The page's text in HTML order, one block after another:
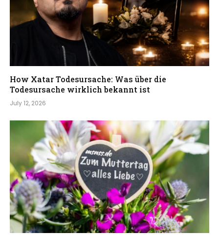
How Xatar Todesursache: Was über die
Todesursache wirklich bekannt ist
July 12, 2026